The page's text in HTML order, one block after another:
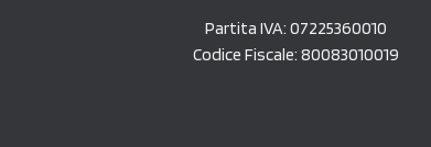
Partita IVA: 07225360010
Codice Fiscale: 80083010019